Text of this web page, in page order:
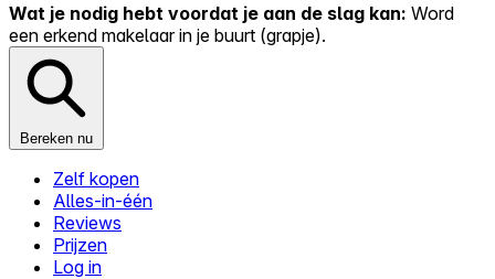
Wat je nodig hebt voordat je aan de slag kan: Word
een erkend makelaar in je buurt (grapje).
Bereken nu
Zelf kopen
Alles-in-één
Reviews
Prijzen
Log in